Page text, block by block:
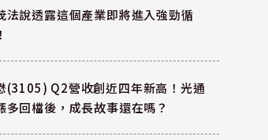
法說透露這個產業即將進入強勁循
(3105) Q2營收創近四年新高！光通
多回檔後，成長故事還在嗎？